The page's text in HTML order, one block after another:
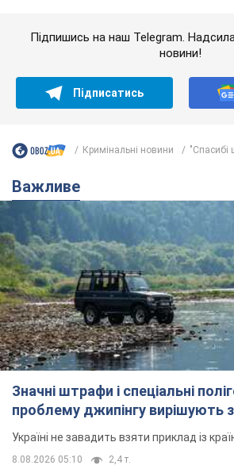
Важливе
Значні штрафи і спеціальні
проблему джипінгу вирішують
Україні не завадить взяти приклад із
8.08.2026 05:10 2,4 т.
На Прикарпатті після аномальної
спеки пройшла потужна злива:
дороги перетворились на річки.
Відео
Негода накрила Івано-Франківщину та